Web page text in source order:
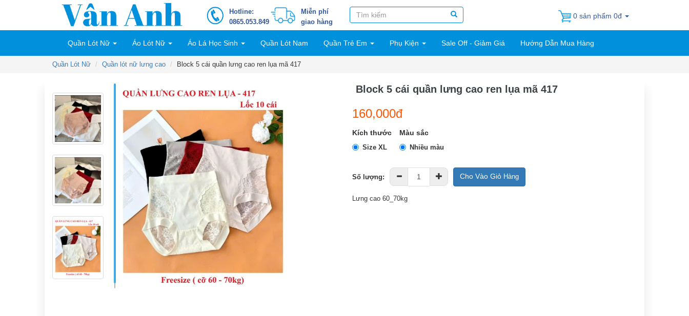
Hotline:
0865.053.849
Miễn phí
giao hàng
0 sản phẩm 0đ
Quần Lót Nữ Áo Lót Nữ Áo Lá Học Sinh Quần Lót Nam Quần Trẻ Em Phụ Kiện Sale Off - Giảm Giá Hướng Dẫn Mua Hàng
Quần Lót Nữ Quần lót nữ lưng cao Block 5 cái quần lưng cao ren lụa mã 417
Block 5 cái quần lưng cao ren lụa mã 417
160,000đ
Kích thước
Size XL
Màu sắc
Nhiều màu
Số lượng: Cho Vào Giỏ Hàng
Lưng cao 60_70kg